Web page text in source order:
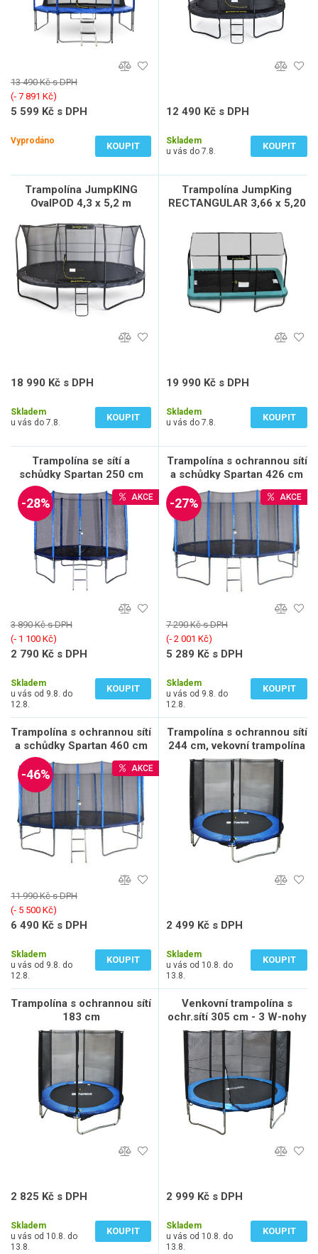
13 490 Kč s DPH
(‐ 7 891 Kč)
5 599 Kč s DPH
Vyprodáno
KOUPIT
12 490 Kč s DPH
Skladem
u vás do 7.8.
KOUPIT
Trampolína JumpKING
OvalPOD 4,3 x 5,2 m
18 990 Kč s DPH
Skladem
u vás do 7.8.
KOUPIT
Trampolína JumpKing
RECTANGULAR 3,66 x 5,20
19 990 Kč s DPH
Skladem
u vás do 7.8.
KOUPIT
Trampolína se sítí a
schůdky Spartan 250 cm
AKCE
-28%
3 890 Kč s DPH
(‐ 1 100 Kč)
2 790 Kč s DPH
Skladem
u vás od 9.8. do
12.8.
KOUPIT
Trampolína s ochrannou sítí
a schůdky Spartan 426 cm
AKCE
-27%
7 290 Kč s DPH
(‐ 2 001 Kč)
5 289 Kč s DPH
Skladem
u vás od 9.8. do
12.8.
KOUPIT
Trampolína s ochrannou sítí
a schůdky Spartan 460 cm
AKCE
-46%
11 990 Kč s DPH
(‐ 5 500 Kč)
6 490 Kč s DPH
Skladem
u vás od 9.8. do
12.8.
KOUPIT
Trampolína s ochrannou sítí
244 cm, vekovní trampolína
2 499 Kč s DPH
Skladem
u vás od 10.8. do
13.8.
KOUPIT
Trampolína s ochrannou sítí
183 cm
2 825 Kč s DPH
Skladem
u vás od 10.8. do
13.8.
KOUPIT
Venkovní trampolína s
ochr.sítí 305 cm - 3 W-nohy
- 1
2 999 Kč s DPH
Skladem
u vás od 10.8. do
13.8.
KOUPIT